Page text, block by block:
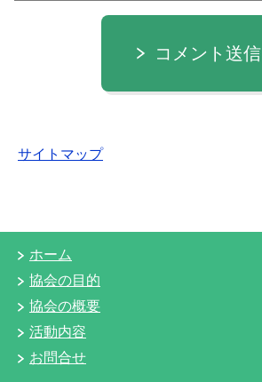
コメント送信
サイトマップ
ホーム
協会の目的
協会の概要
活動内容
お問合せ